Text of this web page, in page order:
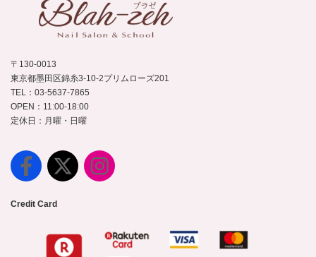
〒130-0013
東京都墨田区錦糸3-10-2プリムローズ201
TEL：03-5637-7865
OPEN：11:00-18:00
定休日：月曜・日曜
Credit Card